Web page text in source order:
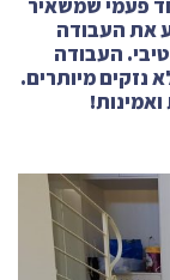
חד פעמי שמשאיר
את העבודה
העבודה
נזקים מיותרים.